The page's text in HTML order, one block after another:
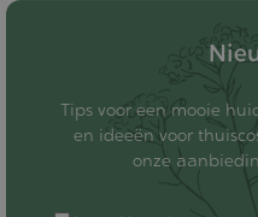
Tips voor een mooie
en ideeën voor
onze